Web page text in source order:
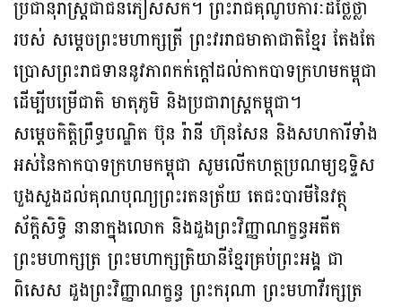
ប្រជានុរាស្ដ្រជាជនភៀសសឹក។ ព្រះរាជគុណូបការៈដ៏ថ្លៃថ្លា
របស់ សម្តេចព្រះមហាក្សត្រី ព្រះវររាជមាតាជាតិខ្មែរ តែងតែ
ប្រោសព្រះរាជទាននូវភាពកក់ក្តៅដល់កាកបាទក្រហមកម្ពុជា
ដើម្បីបម្រើជាតិ មាតុភូមិ និងប្រជារាស្ត្រកម្ពុជា។
សម្តេចកិត្តិព្រឹទ្ធបណ្ឌិត ប៊ុន រ៉ានី ហ៊ុនសែន និងសហការីទាំង
អស់នៃកាកបាទក្រហមកម្ពុជា សូមលើកហត្ថប្រណម្យឧទ្ទិស
បួងសួងដល់គុណបុណ្យព្រះរតនត្រ័យ តេជះបារមីនៃវត្ថុ
ស័ក្តិសិទ្ធិ នានាក្នុងលោក និងដួងព្រះវិញ្ញាណក្ខន្ធអតីត
ព្រះមហាក្សត្រ ព្រះមហាក្សត្រិយានីខ្មែរគ្រប់ព្រះអង្គ ជា
ពិសេស ដួងព្រះវិញ្ញាណក្ខន្ធ ព្រះករុណា ព្រះមហាវីរក្សត្រ